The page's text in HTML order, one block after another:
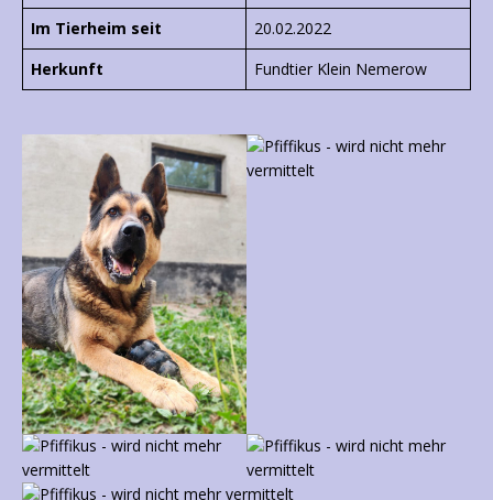
Im Tierheim seit
20.02.2022
Herkunft
Fundtier Klein Nemerow